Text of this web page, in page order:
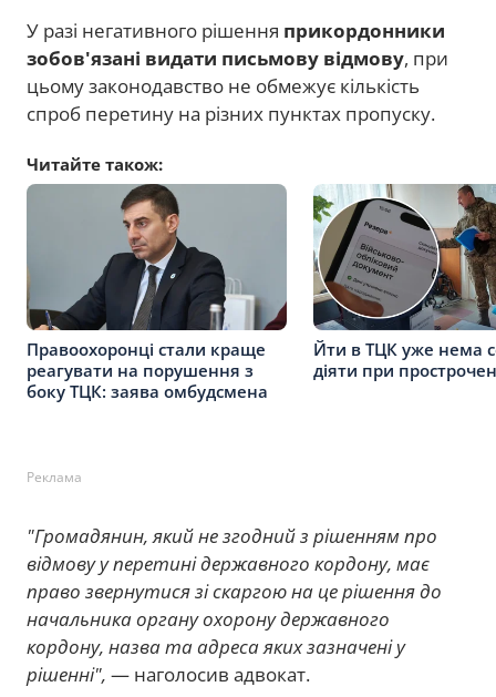
У разі негативного рішення прикордонники
зобов'язані видати письмову відмову, при
цьому законодавство не обмежує кількість
спроб перетину на різних пунктах пропуску.
Читайте також:
Правоохоронці стали краще
реагувати на порушення з
боку ТЦК: заява омбудсмена
Йти в ТЦК уже нема
діяти при
Реклама
"Громадянин, який не згодний з рішенням про
відмову у перетині державного кордону, має
право звернутися зі скаргою на це рішення до
начальника органу охорону державного
кордону, назва та адреса яких зазначені у
рішенні", — наголосив адвокат.